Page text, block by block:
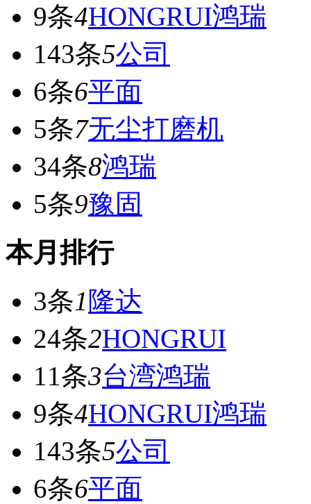
9条4HONGRUI鸿瑞
143条5公司
6条6平面
5条7无尘打磨机
34条8鸿瑞
5条9豫固
本月排行
3条1 隆达
24条2HONGRUI
11条3台湾鸿瑞
9条4HONGRUI鸿瑞
143条5公司
6条6平面